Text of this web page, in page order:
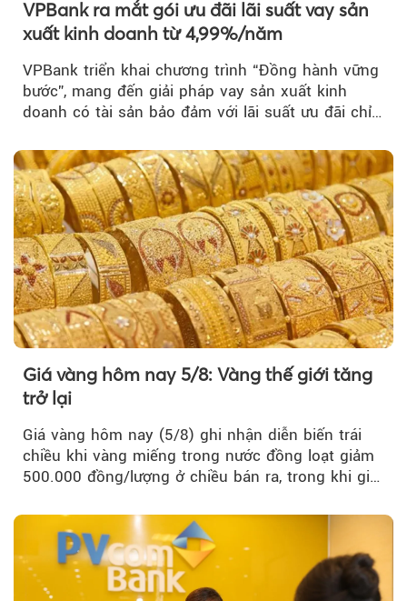
VPBank ra mắt gói ưu đãi lãi suất vay sản
xuất kinh doanh từ 4,99%/năm
VPBank triển khai chương trình “Đồng hành vững
bước”, mang đến giải pháp vay sản xuất kinh
doanh có tài sản bảo đảm với lãi suất ưu đãi chỉ
Giá vàng hôm nay 5/8: Vàng thế giới tăng
trở lại
Giá vàng hôm nay (5/8) ghi nhận diễn biến trái
chiều khi vàng miếng trong nước đồng loạt giảm
500.000 đồng/lượng ở chiều bán ra, trong khi giá
thương hiệu.